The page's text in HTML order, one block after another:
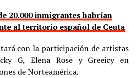
20.000 inmigrantes habrían
al territorio español de Ceuta
con la participación de artistas
G, Elena Rose y Greeicy en
de Norteamérica.